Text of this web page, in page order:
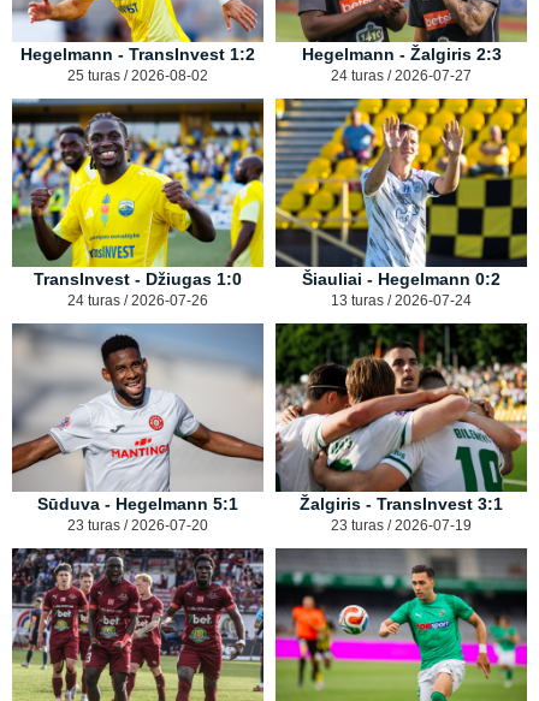
Hegelmann - TransInvest 1:2
25 turas / 2026-08-02
Hegelmann - Žalgiris 2:3
24 turas / 2026-07-27
TransInvest - Džiugas 1:0
24 turas / 2026-07-26
Šiauliai - Hegelmann 0:2
13 turas / 2026-07-24
Sūduva - Hegelmann 5:1
23 turas / 2026-07-20
Žalgiris - TransInvest 3:1
23 turas / 2026-07-19